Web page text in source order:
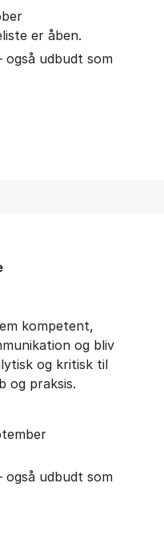
er åben.
også udbudt som
kompetent,
og bliv
og kritisk til
og praksis.
også udbudt som